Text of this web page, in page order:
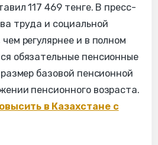
117 469 тенге. В пресс-
труда и социальной
регулярнее и в полном
обязательные пенсионные
базовой пенсионной
пенсионного возраста.
в Казахстане с